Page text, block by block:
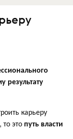
результату
карьеру
это путь власти